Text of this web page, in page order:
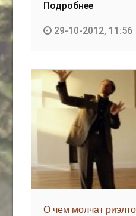
Подробнее
29-10-2012, 11:56
О чем молчат